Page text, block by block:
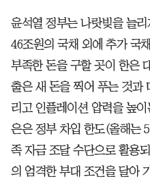
윤석열 정부는 나랏빚을 늘
46조원의 국채 외에 추가 국
부족한 돈을 구할 곳이 한은
출은 새 돈을 찍어 푸는 것과
리고 인플레이션 압력을 높
은은 정부 차입 한도(올해는
족 자금 조달 수단으로 활용
의 엄격한 부대 조건을 달아